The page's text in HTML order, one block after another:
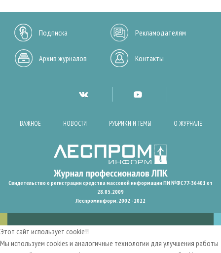
Подписка Рекламодателям
Архив журналов Контакты
ВАЖНОЕ НОВОСТИ РУБРИКИ И ТЕМЫ О ЖУРНАЛЕ
Свидетельство о регистрации средства массовой информации ПИ №ФС77-36401 от
28.05.2009
Леспроминформ. 2002 - 2022
Этот сайт использует cookie!!
Мы используем cookies и аналогичные технологии для улучшения работы